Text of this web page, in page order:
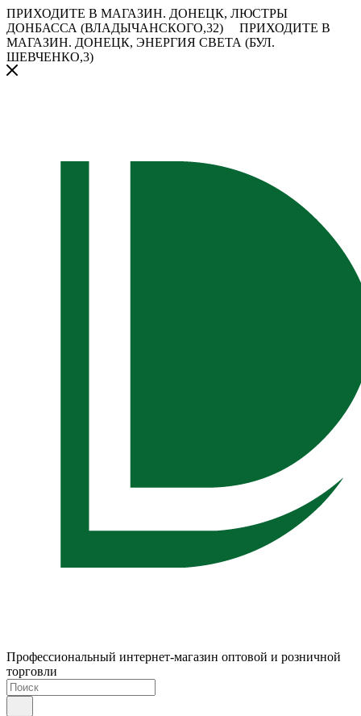
ПРИХОДИТЕ В МАГАЗИН. ДОНЕЦК, ЛЮСТРЫ
ДОНБАССА (ВЛАДЫЧАНСКОГО,32)
ПРИХОДИТЕ В
МАГАЗИН. ДОНЕЦК, ЭНЕРГИЯ СВЕТА (БУЛ.
ШЕВЧЕНКО,3)
Профессиональный интернет-магазин оптовой и розничной
торговли